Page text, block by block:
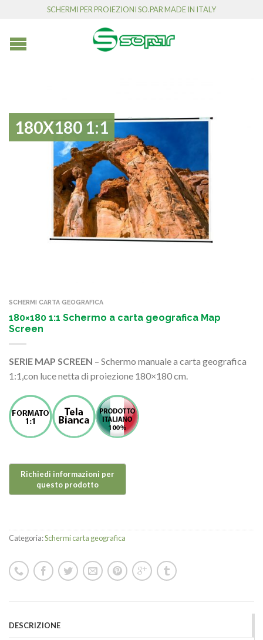
SCHERMI PER PROIEZIONI SO.PAR MADE IN ITALY
180X180 1:1
SCHERMI CARTA GEOGRAFICA
180×180 1:1 Schermo a carta geografica Map
Screen
SERIE MAP SCREEN – Schermo manuale a carta geografica
1:1,con luce netta di proiezione 180×180 cm.
Categoria:Schermi carta geografica
DESCRIZIONE